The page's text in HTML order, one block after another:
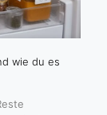
wie du es